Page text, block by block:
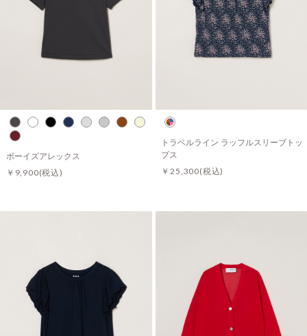
ボーイズアレックス
￥9,900(税込)
トラベルライン ラッフルスリーブトッ
プス
￥25,300(税込)